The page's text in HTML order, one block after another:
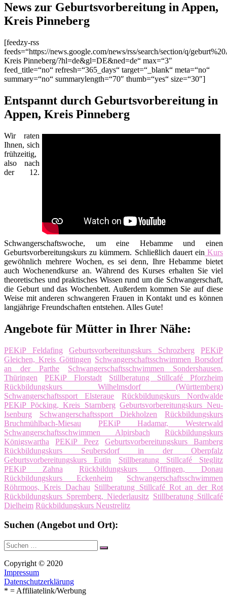
News zur Geburtsvorbereitung in Appen,
Kreis Pinneberg
[feedzy-rss
feeds=“https://news.google.com/news/rss/search/section/q/
Kreis Pinneberg/?hl=de&gl=DE&ned=de“ max=“3″
feed_title=“no“ refresh=“365_days“ target=“_blank“ meta=“no“
summary=“no“ summarylength=“70″ thumb=“yes“ size=“30″]
Entspannt durch Geburtsvorbereitung in
Appen, Kreis Pinneberg
Wir raten
Ihnen, sich
frühzeitig,
also nach
der 12.
Schwangerschaftswoche, um eine Hebamme und einen
Geburtsvorbereitungskurs zu kümmern. Schließlich dauert ein Kurs
gewöhnlich mehrere Wochen, es sei denn, Ihre Hebamme bietet
auch Wochenendkurse an. Während des Kurses erhalten Sie viel
theoretisches und praktisches Wissen rund um die Schwangerschaft,
die Geburt und das Wochenbett. Außerdem kommen Sie auf diese
Weise mit anderen schwangeren Frauen in Kontakt und es können
langjährige Freundschaften entstehen. Alles Gute!
Angebote für Mütter in Ihrer Nähe:
PEKiP Feldafing Geburtsvorbereitungskurs Schrozberg
PEKiP
Gleichen, Kreis Göttingen Schwangerschaftsschwimmen Borsdorf
an der Parthe
Schwangerschaftsschwimmen Sondershausen,
Thüringen
PEKiP Florstadt
Stillberatung Stillcafé Pforzheim
Rückbildungskurs Wilhelmsdorf (Württemberg)
Schwangerschaftssport Elsteraue
Rückbildungskurs Nordwalde
PEKiP Pöcking, Kreis Starnberg Geburtsvorbereitungskurs Neu-
Isenburg
Schwangerschaftssport Diekholzen
Rückbildungskurs
Bruchmühlbach-Miesau
PEKiP Hadamar, Westerwald
Schwangerschaftsschwimmen Alpirsbach
Rückbildungskurs
Königswartha
PEKiP Peez
Geburtsvorbereitungskurs Bamberg
Rückbildungskurs Seubersdorf in der Oberpfalz
Geburtsvorbereitungskurs Eutin
Stillberatung Stillcafé Steglitz
PEKiP Zahna
Rückbildungskurs Offingen, Donau
Rückbildungskurs Eckenheim
Schwangerschaftsschwimmen
Röhrmoos, Kreis Dachau Stillberatung Stillcafé Rot an der Rot
Rückbildungskurs Spremberg, Niederlausitz Stillberatung Stillcafé
Dielheim Rückbildungskurs Neustrelitz
Suchen (Angebot und Ort):
Suche
nach:
Suchen
Copyright © 2020
Impressum
Datenschutzerklärung
* = Affiliatelink/Werbung